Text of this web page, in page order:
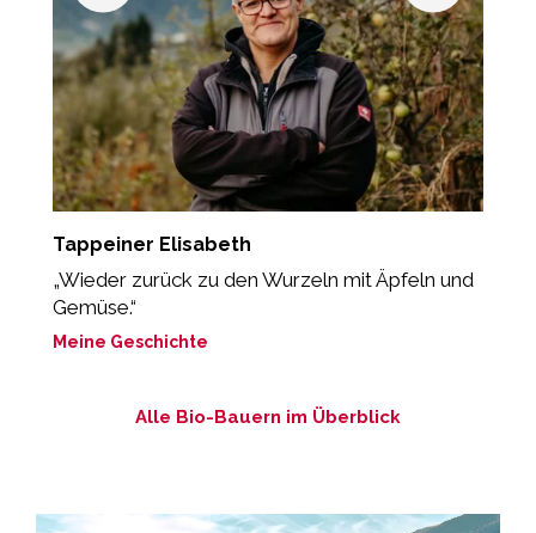
Tappeiner Elisabeth
„Wieder zurück zu den Wurzeln mit Äpfeln und
Gemüse.“
Meine Geschichte
Alle Bio-Bauern im Überblick